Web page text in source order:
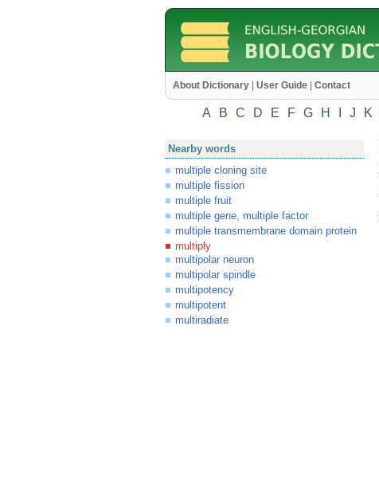
About Dictionary User Guide Contact
A B C D E F G H J K
Nearby words
multiple cloning site
multiple fission
multiple fruit
multiple gene, multiple factor
multiple transmembrane domain protein
multiply
multipolar neuron
multipolar spindle
multipotency
multipotent
multiradiate